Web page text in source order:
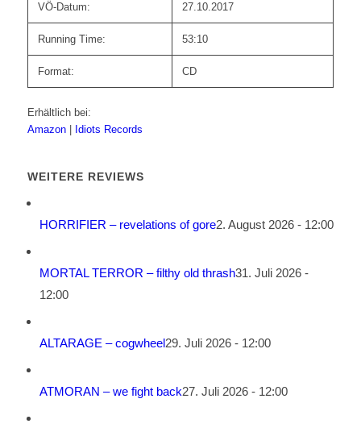
VÖ-Datum: 27.10.2017
Running Time: 53:10
Format: CD
Erhältlich bei:
Amazon
Idiots Records
WEITERE REVIEWS
HORRIFIER – revelations of gore2. August 2026 - 12:00
MORTAL TERROR – filthy old thrash31. Juli 2026 -
12:00
ALTARAGE – cogwheel29. Juli 2026 - 12:00
ATMORAN – we fight back27. Juli 2026 - 12:00